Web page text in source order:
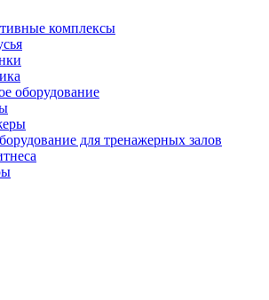
комплексы
оборудование
для тренажерных залов